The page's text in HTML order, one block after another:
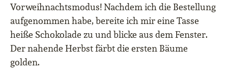
Vorweihnachtsmodus! Nachdem ich die Bestellung
aufgenommen habe, bereite ich mir eine Tasse
heiße Schokolade zu und blicke aus dem Fenster.
Der nahende Herbst färbt die ersten Bäume
golden.